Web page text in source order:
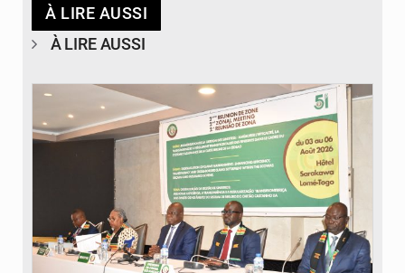
À LIRE AUSSI
À LIRE AUSSI